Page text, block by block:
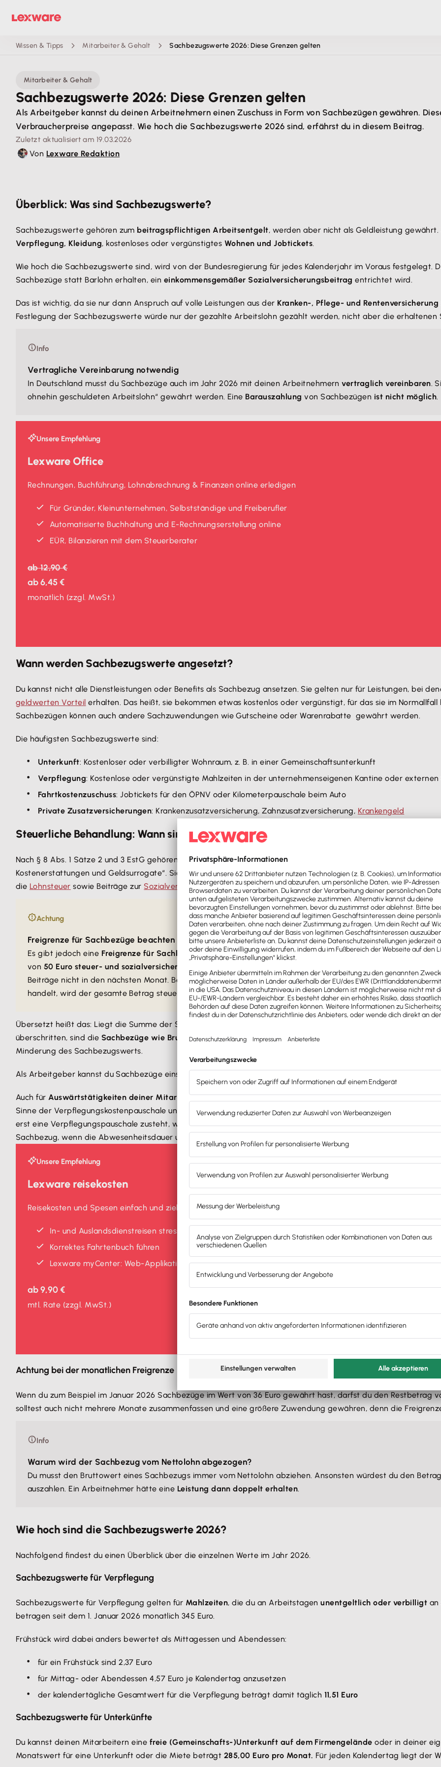
Wissen & Tipps Mitarbeiter & Gehalt Sachbezugswerte 2026: Diese Grenzen gelten
Mitarbeiter & Gehalt
Sachbezugswerte 2026: Diese Grenzen gelten
Als Arbeitgeber kannst du deinen Arbeitnehmern einen Zuschuss in Form von Sachbezügen gewähren.
Verbraucherpreise angepasst. Wie hoch die Sachbezugswerte 2026 sind, erfährst du in diesem Beitrag.
Zuletzt aktualisiert am 19.03.2026
Von Lexware Redaktion
Überblick: Was sind Sachbezugswerte?
Sachbezugswerte gehören zum beitragspflichtigen Arbeitsentgelt, werden aber nicht als Geldleistung
Verpflegung, Kleidung, kostenloses oder vergünstigtes Wohnen und Jobtickets.
Wie hoch die Sachbezugswerte sind, wird von der Bundesregierung für jedes Kalenderjahr im Voraus festgelegt.
Sachbezüge statt Barlohn erhalten, ein einkommensgemäßer Sozialversicherungsbeitrag entrichtet wird.
Das ist wichtig, da sie nur dann Anspruch auf volle Leistungen aus der Kranken-, Pflege- und Rentenversicherung
Festlegung der Sachbezugswerte würde nur der gezahlte Arbeitslohn gezählt werden, nicht aber die erhaltenen
Info
Vertragliche Vereinbarung notwendig
In Deutschland musst du Sachbezüge auch im Jahr 2026 mit deinen Arbeitnehmernvertraglich vereinbaren.
ohnehin geschuldeten Arbeitslohn“ gewährt werden. Eine Barauszahlung von Sachbezügen ist nicht möglich.
Unsere Empfehlung
Lexware Office
Rechnungen, Buchführung, Lohnabrechnung & Finanzen online erledigen
Für Gründer, Kleinunternehmen, Selbstständige und Freiberufler
Automatisierte Buchhaltung und E-Rechnungserstellung online
EÜR, Bilanzieren mit dem Steuerberater
ab12,90 €
ab6,45 €
monatlich (zzgl. MwSt.)
Wann werden Sachbezugswerte angesetzt?
Du kannst nicht alle Dienstleistungen oder Benefits als Sachbezug ansetzen. Sie gelten nur für Leistungen, bei
geldwerten Vorteil erhalten. Das heißt, sie bekommen etwas kostenlos oder vergünstigt, für das sie im
Sachbezügen können auch andere Sachzuwendungen wie Gutscheine oder Warenrabatte gewährt werden.
Die häufigsten Sachbezugswerte sind:
Unterkunft: Kostenloser oder verbilligter Wohnraum, z. B. in einer Gemeinschaftsunterkunft
Verpflegung: Kostenlose oder vergünstigte Mahlzeiten in der unternehmenseigenen Kantine oder
Fahrtkostenzuschuss: Jobtickets für den ÖPNV oder Kilometerpauschale beim Auto
Private Zusatzversicherungen: Krankenzusatzversicherung, Zahnzusatzversicherung, Krankengeld
Steuerliche Behandlung: Wann sind Sachbezüge steuerfrei?
Nach § 8 Abs. 1 Sätze 2 und 3 EstG gehören Sachbezüge auch im Jahr 2026 zu den „Einnahmen in Geld,
Kostenerstattungen und Geldsurrogate“. Sie sind damitsteuer- und sozialversicherungspflichtig. Das heißt,
die Lohnsteuer sowie Beiträge zur Sozialversicherungfür den Mitarbeiter erhöhen.
Achtung
Freigrenze für Sachbezüge beachten
Es gibt jedoch eine Freigrenze für Sachbezüge . Diese liegt seit 2022 bei 50 Euro. Pro Mitarbeiter und Monat
von 50 Euro steuer- und sozialversicherungsfrei
Beiträge nicht in den nächsten Monat. Beachte auch: Da es sich bei dem Betrag von 50 Euro pro Monat um
handelt, wird der gesamte Betrag steuerpflichtig, sollte er auch nur um einen Cent überschritten werden.
Übersetzt heißt das: Liegt die Summe der Sachbezüge im Monat
fallen keine Steuern und
überschritten, sind die Sachbezüge wie Bruttolohnzu behandeln – sie werden steuer- und
Minderung des Sachbezugswerts.
Als Arbeitgeber kannst du Sachbezüge einschließlich der damit verbundenen Abgaben immer
Auch fürAuswärtstätigkeiten deiner Mitarbeitergibt es eine Ausnahme. Hier gelten beim
Sinne der Verpflegungskostenpauschale und der Nachweis der tatsächlichen Kosten. Diese Aufwendungen kannst
erst eine Verpflegungspauschale zusteht, wenn dieAbwesenheitsdauer mindestens 8 Stundenbeträgt, gilt eine
Sachbezug, wenn die Abwesenheitsdauer unter 8 Stunden liegt. In diesem Fall ist quasi ein Zuschuss zu den
Unsere Empfehlung
Lexware reisekosten
Reisekosten und Spesen einfach und zielsicher abrechnen
In- und Auslands­dienstreisen stressfrei abrechnen
Korrektes Fahrtenbuch führen
Lexware myCenter: Web-Applikation für Mitarbeitende
ab9,90 €
mtl. Rate (zzgl. MwSt.)
Achtung bei der monatlichen Freigrenze
Wenn du zum Beispiel im Januar 2026 Sachbezüge im Wert von 36 Euro gewährt hast, darfst du den Restbetrag
solltest auch nicht mehrere Monate zusammenfassen und eine größere Zuwendung gewähren, denn die
Info
Warum wird der Sachbezug vom Nettolohn abgezogen?
Du musst den Bruttowert eines Sachbezugs immer vom Nettolohn abziehen. Ansonsten würdest du den
auszahlen. Ein Arbeitnehmer hätte eine Leistung dann doppelt erhalten.
Wie hoch sind die Sachbezugswerte 2026?
Nachfolgend findest du einen Überblick über die einzelnen Werte im Jahr 2026.
Sachbezugswerte für Verpflegung
Sachbezugswerte für Verpflegung gelten für Mahlzeiten, die du an Arbeitstagenunentgeltlich oder verbilligt an
betragen seit dem 1. Januar 2026 monatlich 345 Euro.
Frühstück wird dabei anders bewertet als Mittagessen und Abendessen:
für ein Frühstück sind 2,37 Euro
für Mittag- oder Abendessen 4,57 Euro je Kalendertag anzusetzen
der kalendertägliche Gesamtwert für die Verpflegung beträgt damit täglich 11,51 Euro
Sachbezugswerte für Unterkünfte
Du kannst deinen Mitarbeitern eine freie (Gemeinschafts-)Unterkunft auf dem Firmengelände oder in deiner
Monatswert für eine Unterkunft oder die Miete beträgt 285,00 Euro pro Monat. Für jeden Kalendertag liegt der